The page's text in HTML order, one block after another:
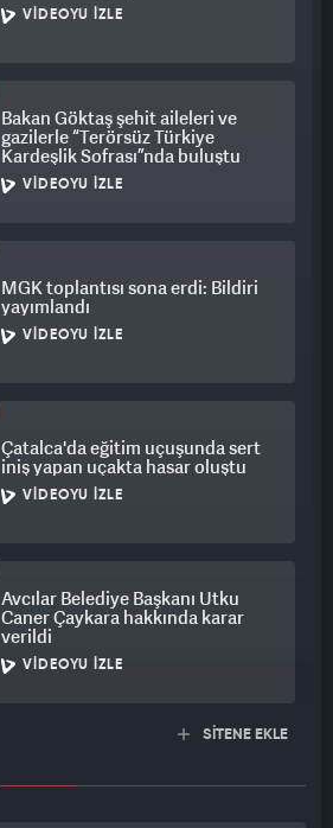
VIDEOYU İZLE
Bakan Göktaş şehit aileleri ve
gazilerle “Terörsüz Türkiye
Kardeşlik Sofrası”nda buluştu
VIDEOYU İZLE
MGK toplantısı sona erdi: Bildiri
yayımlandı
VIDEOYU İZLE
Çatalca'da eğitim uçuşunda sert
iniş yapan uçakta hasar oluştu
VIDEOYU İZLE
Avcılar Belediye Başkanı Utku
Caner Çaykara hakkında karar
verildi
VIDEOYU İZLE
SİTENE EKLE